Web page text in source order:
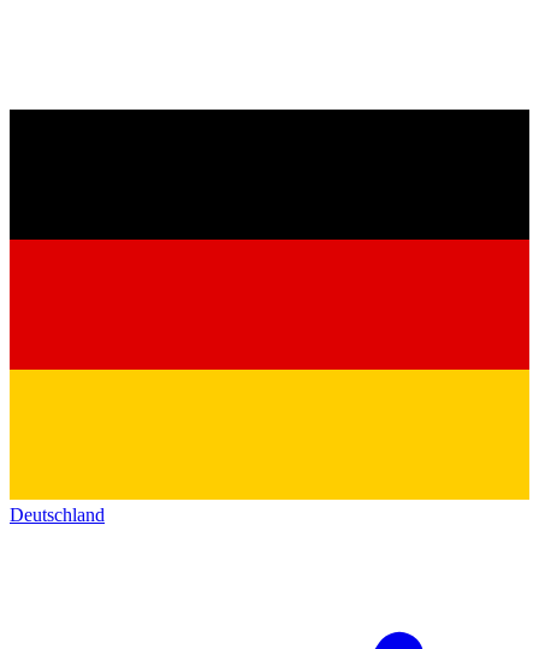
Deutschland